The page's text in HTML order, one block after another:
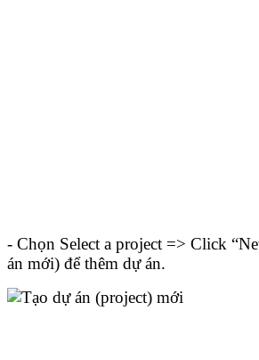
- Chọn Select a project => Click
án mới) để thêm dự án.